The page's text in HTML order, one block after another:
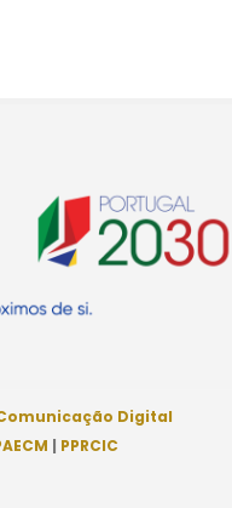
Digital
| PPRCIC